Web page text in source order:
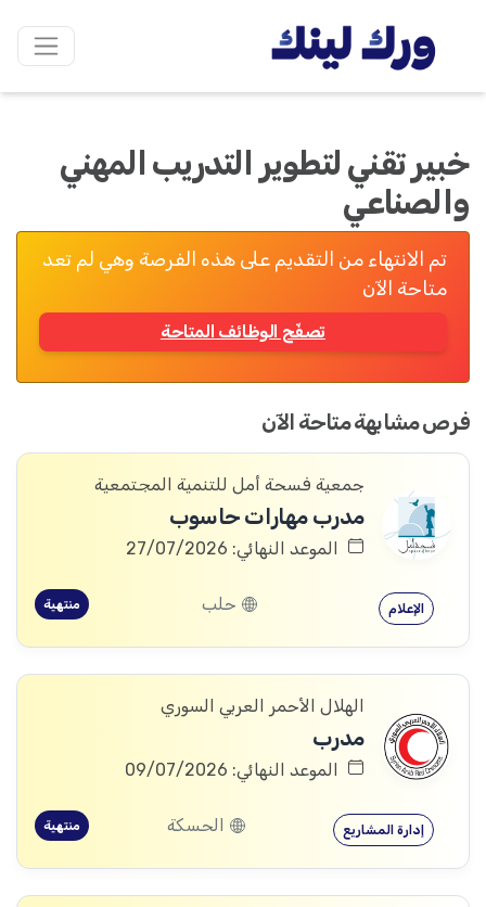
خبير تقني لتطوير التدريب المهني
والصناعي
تم الانتهاء من التقديم على هذه الفرصة وهي لم تعد
متاحة الآن
تصفّح الوظائف المتاحة
فرص مشابهة متاحة الآن
جمعية فسحة أمل للتنمية المجتمعية
مدرب مهارات حاسوب
الموعد النهائي: 27/07/2026
الإعلام حلب منتهية
الهلال الأحمر العربي السوري
مدرب
الموعد النهائي: 09/07/2026
إدارة المشاريع الحسكة منتهية